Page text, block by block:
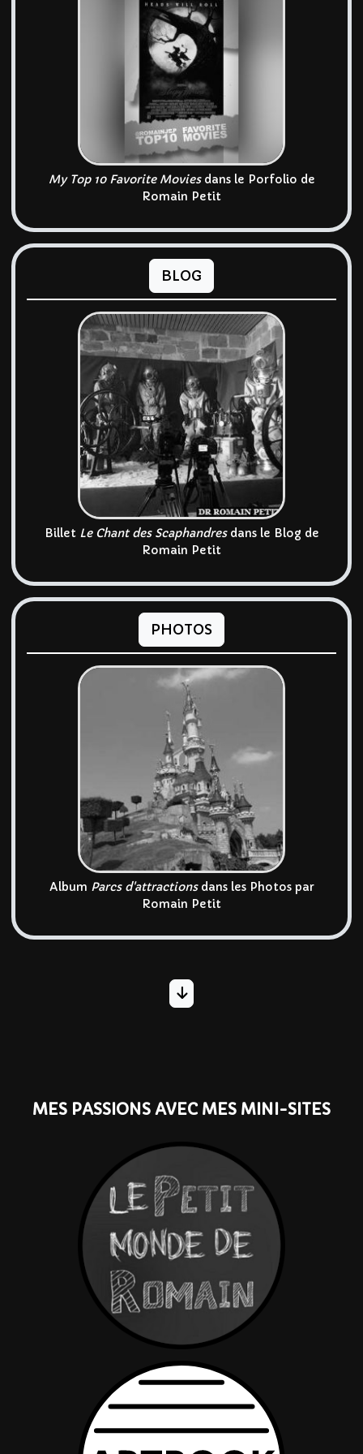
My Top 10 Favorite Moviesdans le Porfolio de
Romain Petit
BLOG
Billet Le Chant des Scaphandresdans le Blog de
Romain Petit
PHOTOS
Album Parcs d'attractionsdans les Photos par
Romain Petit
MES PASSIONS AVEC MES MINI-SITES